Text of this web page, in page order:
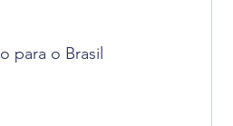
para o Brasil